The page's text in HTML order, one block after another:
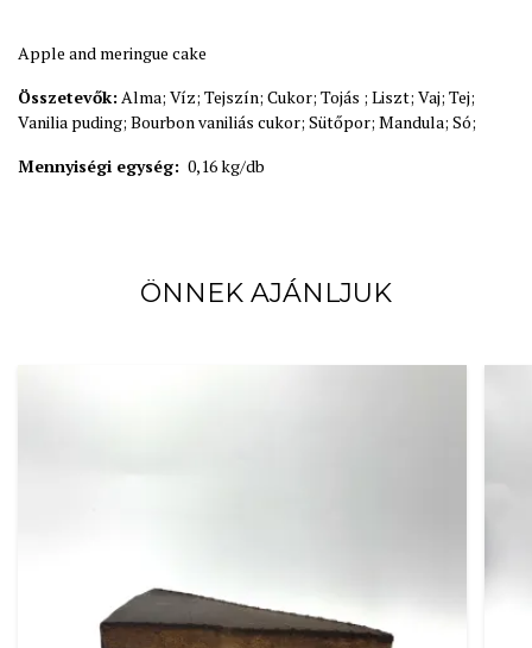
Apple and meringue cake
Összetevők: Alma; Víz; Tejszín; Cukor; Tojás ; Liszt; Vaj; Tej;
Vanilia puding; Bourbon vaniliás cukor; Sütőpor; Mandula; Só;
Mennyiségi egység: 0,16 kg/db
ÖNNEK AJÁNLJUK